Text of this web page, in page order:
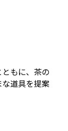
もに、茶の
道具を提案